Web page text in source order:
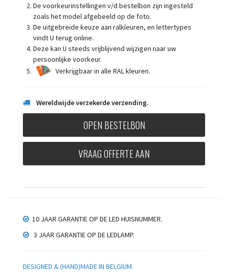
De voorkeurinstellingen v/d bestelbon zijn ingesteld
zoals het model afgebeeld op de foto.
De uitgebreide keuze aan ralkleuren, en lettertypes
vindt U terug online.
Deze kan U steeds vrijblijvend wijzigen naar uw
persoonlijke voorkeur.
Verkrijgbaar in alle RAL kleuren.
Wereldwijde verzekerde verzending.
OPEN BESTELBON
VRAAG OFFERTE AAN
10 JAAR GARANTIE OP DE LED HUISNUMMER.
3 JAAR GARANTIE OP DE LEDLAMP.
DESIGNED & (HAND)MADE IN BELGIUM.